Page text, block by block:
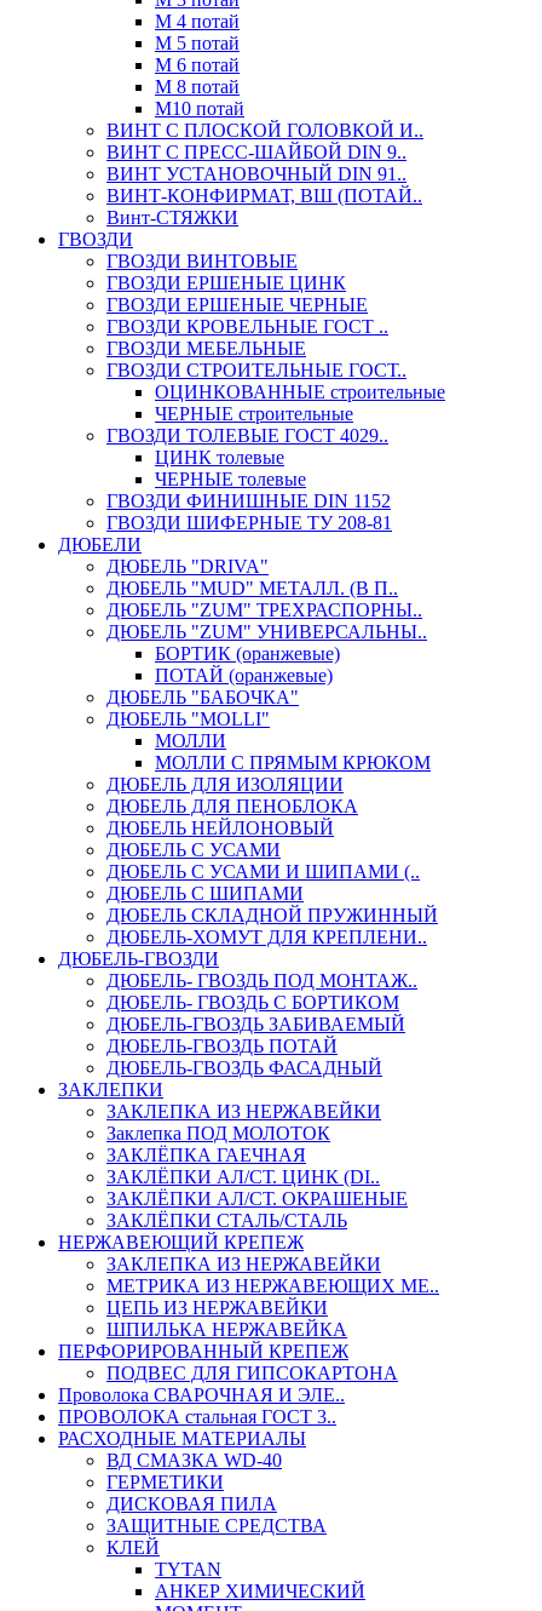
М 4 потай
М 5 потай
М 6 потай
М 8 потай
М10 потай
ВИНТ С ПЛОСКОЙ ГОЛОВКОЙ И..
ВИНТ С ПРЕСС-ШАЙБОЙ DIN 9..
ВИНТ УСТАНОВОЧНЫЙ DIN 91..
ВИНТ-КОНФИРМАТ, ВШ (ПОТАЙ..
Винт-СТЯЖКИ
ГВОЗДИ
ГВОЗДИ ВИНТОВЫЕ
ГВОЗДИ ЕРШЕНЫЕ ЦИНК
ГВОЗДИ ЕРШЕНЫЕ ЧЕРНЫЕ
ГВОЗДИ КРОВЕЛЬНЫЕ ГОСТ ..
ГВОЗДИ МЕБЕЛЬНЫЕ
ГВОЗДИ СТРОИТЕЛЬНЫЕ ГОСТ..
ОЦИНКОВАННЫЕ строительные
ЧЕРНЫЕ строительные
ГВОЗДИ ТОЛЕВЫЕ ГОСТ 4029..
ЦИНК толевые
ЧЕРНЫЕ толевые
ГВОЗДИ ФИНИШНЫЕ DIN 1152
ГВОЗДИ ШИФЕРНЫЕ ТУ 208-81
ДЮБЕЛИ
ДЮБЕЛЬ "DRIVA"
ДЮБЕЛЬ "MUD" МЕТАЛЛ. (В П..
ДЮБЕЛЬ "ZUM" ТРЕХРАСПОРНЫ..
ДЮБЕЛЬ "ZUM" УНИВЕРСАЛЬНЫ..
БОРТИК (оранжевые)
ПОТАЙ (оранжевые)
ДЮБЕЛЬ "БАБОЧКА"
ДЮБЕЛЬ "МOLLI"
МОЛЛИ
МОЛЛИ С ПРЯМЫМ КРЮКОМ
ДЮБЕЛЬ ДЛЯ ИЗОЛЯЦИИ
ДЮБЕЛЬ ДЛЯ ПЕНОБЛОКА
ДЮБЕЛЬ НЕЙЛОНОВЫЙ
ДЮБЕЛЬ С УСАМИ
ДЮБЕЛЬ С УСАМИ И ШИПАМИ (..
ДЮБЕЛЬ С ШИПАМИ
ДЮБЕЛЬ СКЛАДНОЙ ПРУЖИННЫЙ
ДЮБЕЛЬ-ХОМУТ ДЛЯ КРЕПЛЕНИ..
ДЮБЕЛЬ-ГВОЗДИ
ДЮБЕЛЬ- ГВОЗДЬ ПОД МОНТАЖ..
ДЮБЕЛЬ- ГВОЗДЬ С БОРТИКОМ
ДЮБЕЛЬ-ГВОЗДЬ ЗАБИВАЕМЫЙ
ДЮБЕЛЬ-ГВОЗДЬ ПОТАЙ
ДЮБЕЛЬ-ГВОЗДЬ ФАСАДНЫЙ
ЗАКЛЕПКИ
ЗАКЛЕПКА ИЗ НЕРЖАВЕЙКИ
Заклепка ПОД МОЛОТОК
ЗАКЛЁПКА ГАЕЧНАЯ
ЗАКЛЁПКИ АЛ/СТ. ЦИНК (DI..
ЗАКЛЁПКИ АЛ/СТ. ОКРАШЕНЫЕ
ЗАКЛЁПКИ СТАЛЬ/СТАЛЬ
НЕРЖАВЕЮЩИЙ КРЕПЕЖ
ЗАКЛЕПКА ИЗ НЕРЖАВЕЙКИ
МЕТРИКА ИЗ НЕРЖАВЕЮЩИХ МЕ..
ЦЕПЬ ИЗ НЕРЖАВЕЙКИ
ШПИЛЬКА НЕРЖАВЕЙКА
ПЕРФОРИРОВАННЫЙ КРЕПЕЖ
ПОДВЕС ДЛЯ ГИПСОКАРТОНА
Проволока СВАРОЧНАЯ И ЭЛЕ..
ПРОВОЛОКА стальная ГОСТ 3..
РАСХОДНЫЕ МАТЕРИАЛЫ
ВД СМАЗКА WD-40
ГЕРМЕТИКИ
ДИСКОВАЯ ПИЛА
ЗАЩИТНЫЕ СРЕДСТВА
КЛЕЙ
TYTAN
АНКЕР ХИМИЧЕСКИЙ